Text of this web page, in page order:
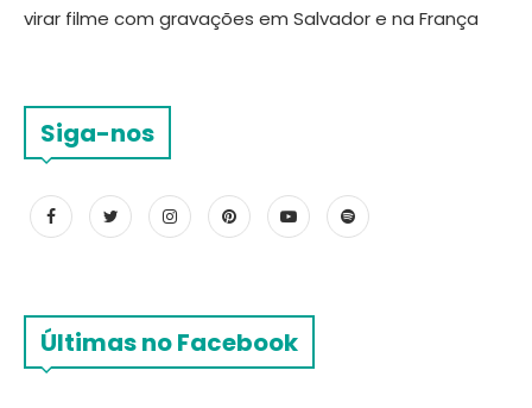
virar filme com gravações em Salvador e na França
Siga-nos
Últimas no Facebook